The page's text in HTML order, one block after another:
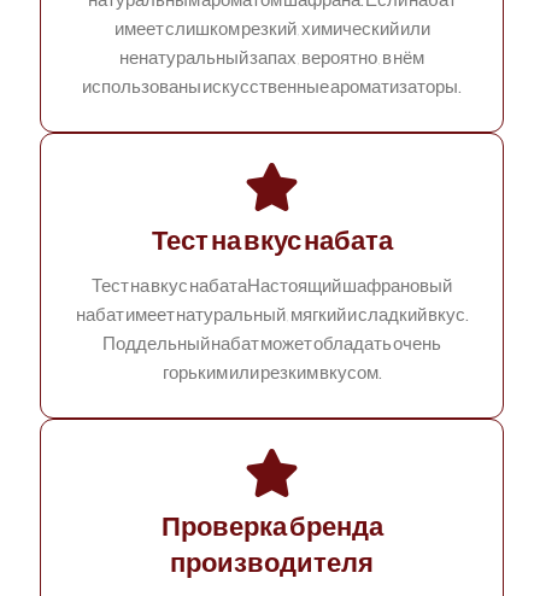
имеет слишком резкий, химический или
ненатуральный запах, вероятно, в нём
использованы искусственные ароматизаторы.
Тест на вкус набата
Тест на вкус набатаНастоящий шафрановый
набат имеет натуральный, мягкий и сладкий вкус.
Поддельный набат может обладать очень
горьким или резким вкусом.
Проверка бренда
производителя